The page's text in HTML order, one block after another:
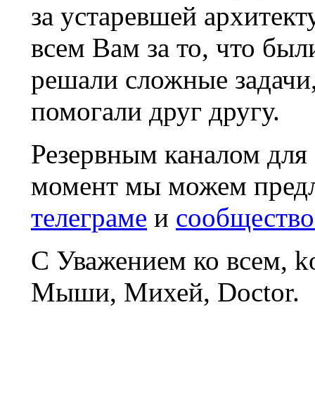
за устаревшей
всем Вам за то, что
решали сложные
помогали друг другу.
Резервным каналом
момент мы можем
телеграме и
С Уважением ко всем,
Мыши, Михей, Doctor.